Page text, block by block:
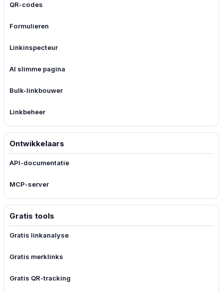
QR-codes
Formulieren
Linkinspecteur
AI slimme pagina
Bulk-linkbouwer
Linkbeheer
Ontwikkelaars
API-documentatie
MCP-server
Gratis tools
Gratis linkanalyse
Gratis merklinks
Gratis QR-tracking